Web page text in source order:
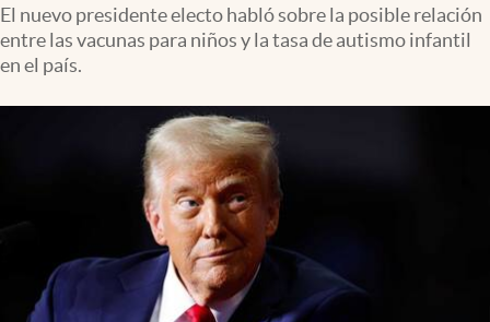
Lifestyle
El nuevo presidente electo habló sobre la posible relación
entre las vacunas para niños y la tasa de autismo infantil
en el país.